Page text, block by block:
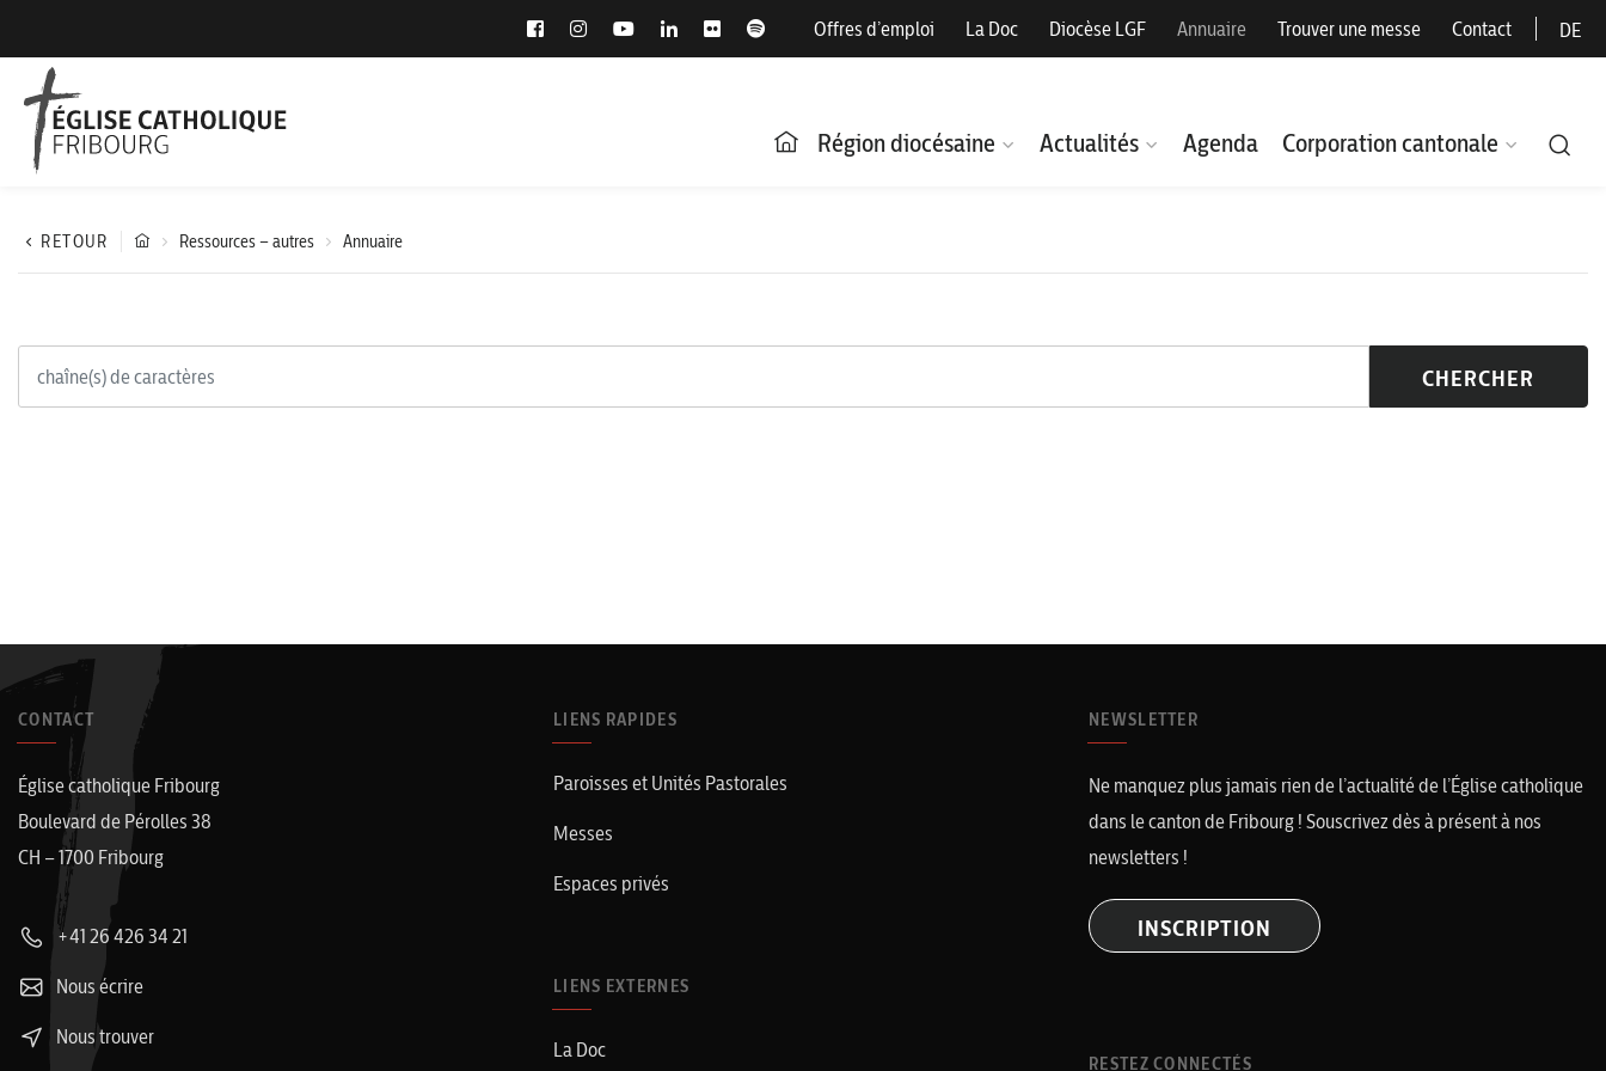
Offres d’emploi La Doc Diocèse LGF Annuaire Trouver une messe Contact DE
Région diocésaine Actualités Agenda Corporation cantonale
RETOUR Ressources – autres Annuaire
CHERCHER
CONTACT
Église catholique Fribourg
Boulevard de Pérolles 38
CH – 1700 Fribourg
+41 26 426 34 21
Nous écrire
Nous trouver
LIENS RAPIDES
Paroisses et Unités Pastorales
Messes
Espaces privés
LIENS EXTERNES
La Doc
NEWSLETTER
Ne manquez plus jamais rien de l’actualité de l’Église catholique
dans le canton de Fribourg ! Souscrivez dès à présent à nos
newsletters !
INSCRIPTION
RESTEZ CONNECTÉS